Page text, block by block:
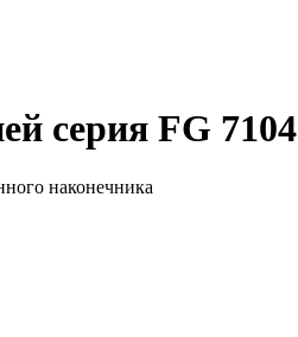
серия FG 7104
наконечника